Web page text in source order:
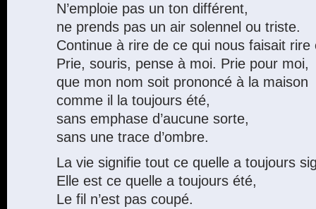
N’emploie pas un ton différent,
ne prends pas un air solennel ou triste.
Continue à rire de ce qui nous faisait rire
Prie, souris, pense à moi. Prie pour moi,
que mon nom soit prononcé à la maison
comme il la toujours été,
sans emphase d’aucune sorte,
sans une trace d’ombre.
La vie signifie tout ce quelle a toujours
Elle est ce quelle a toujours été,
Le fil n’est pas coupé.